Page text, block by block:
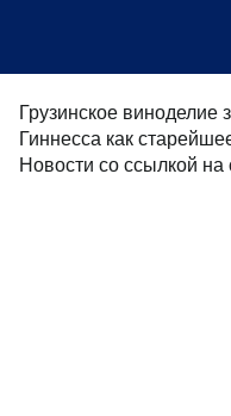
Грузинское виноделие
Гиннесса как
Новости со ссылкой на